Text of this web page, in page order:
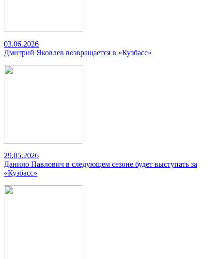
03.06.2026
Дмитрий Яковлев возвращается в «Кузбасс»
29.05.2026
Данило Павлович в следующем сезоне будет выступать за
«Кузбасс»